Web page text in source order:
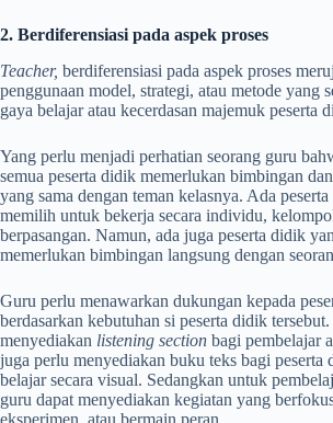
2. Berdiferensiasi pada aspek proses
Teacher, berdiferensiasi pada aspek proses
penggunaan model, strategi, atau metode yang
gaya belajar atau kecerdasan majemuk peserta
Yang perlu menjadi perhatian seorang guru
semua peserta didik memerlukan bimbingan
yang sama dengan teman kelasnya. Ada
memilih untuk bekerja secara individu,
berpasangan. Namun, ada juga peserta didik
memerlukan bimbingan langsung dengan
Guru perlu menawarkan dukungan kepada
berdasarkan kebutuhan si peserta didik
menyediakan listening section bagi pembelajar
juga perlu menyediakan buku teks bagi peserta
belajar secara visual. Sedangkan untuk
guru dapat menyediakan kegiatan yang